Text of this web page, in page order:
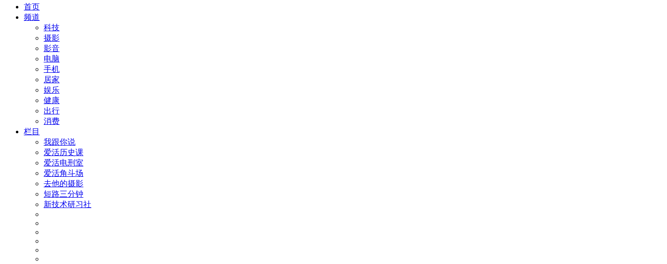
首页
频道
科技
摄影
影音
电脑
手机
居家
娱乐
健康
出行
消费
栏目
我跟你说
爱活历史课
爱活电刑室
爱活角斗场
去他的摄影
短路三分钟
新技术研习社